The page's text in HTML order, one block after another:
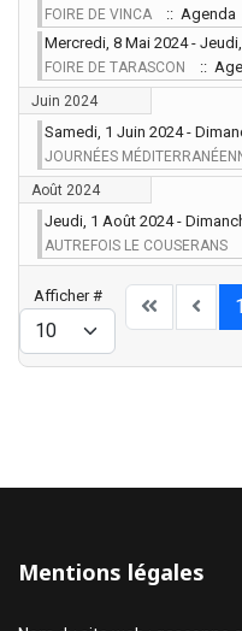
FOIRE DE VINCA
:: Agenda
Mercredi, 8 Mai 2024 -
FOIRE DE TARASCON ::
Juin 2024
Samedi, 1 Juin 2024 -
JOURNÉES
Août 2024
Jeudi, 1 Août 2024 -
AUTREFOIS LE COUSERANS
Afficher # 1
Mentions légales